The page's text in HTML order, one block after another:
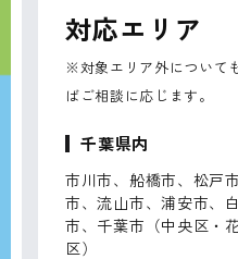
対応エリア
※対象エリア外について
ばご相談に応じます。
千葉県内
市川市、船橋市、松戸
市、流山市、浦安市、
市、千葉市（中央区・
区）